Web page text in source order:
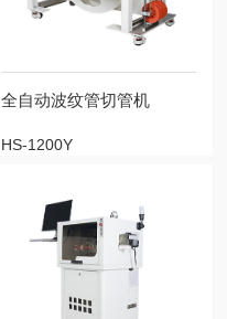
全自动波纹管切管机
HS-1200Y